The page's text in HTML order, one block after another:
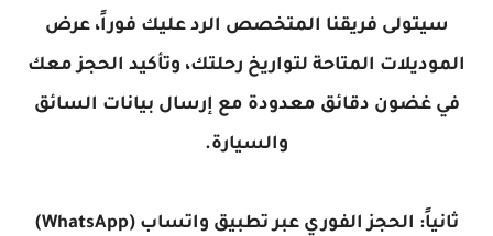
سيتولى فريقنا المتخصص الرد عليك فوراً، عرض
الموديلات المتاحة لتواريخ رحلتك، وتأكيد الحجز معك
في غضون دقائق معدودة مع إرسال بيانات السائق
والسيارة.
ثانياً: الحجز الفوري عبر تطبيق واتساب (WhatsApp)